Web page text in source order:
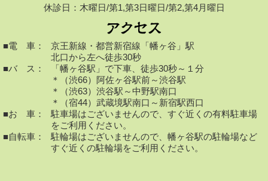
休診日：木曜日/第1,第3日曜日/第2,第4月曜日
■電 車：
京王新線・都営新宿線「幡ヶ谷」駅
北口から左へ徒歩30秒
■バ ス：
「幡ヶ谷駅」で下車、徒歩30秒～１分
＊（渋66）阿佐ヶ谷駅前～渋谷駅
＊（渋63）渋谷駅～中野駅南口
＊（宿44）武蔵境駅南口～新宿駅西口
■お 車：
駐車場はございませんので、すぐ近くの有料駐車場
をご利用ください。
■自転車：
駐輪場はございませんので、幡ヶ谷駅の駐輪場など
すぐ近くの駐輪場をご利用ください。